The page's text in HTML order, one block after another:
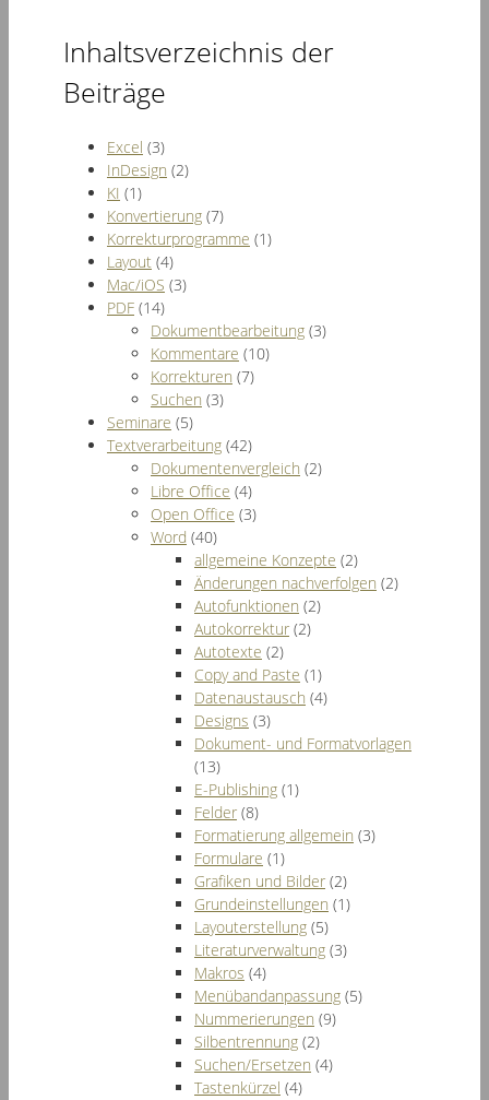
Inhaltsverzeichnis der
Beiträge
Excel (3)
InDesign (2)
KI (1)
Konvertierung (7)
Korrekturprogramme (1)
Layout (4)
Mac/iOS (3)
PDF (14)
Dokumentbearbeitung (3)
Kommentare (10)
Korrekturen (7)
Suchen (3)
Seminare (5)
Textverarbeitung (42)
Dokumentenvergleich (2)
Libre Office (4)
Open Office (3)
Word (40)
allgemeine Konzepte (2)
Änderungen nachverfolgen (2)
Autofunktionen (2)
Autokorrektur (2)
Autotexte (2)
Copy and Paste (1)
Datenaustausch (4)
Designs (3)
Dokument- und Formatvorlagen
(13)
E-Publishing (1)
Felder (8)
Formatierung allgemein (3)
Formulare (1)
Grafiken und Bilder (2)
Grundeinstellungen (1)
Layouterstellung (5)
Literaturverwaltung (3)
Makros (4)
Menübandanpassung (5)
Nummerierungen (9)
Silbentrennung (2)
Suchen/Ersetzen (4)
Tastenkürzel (4)